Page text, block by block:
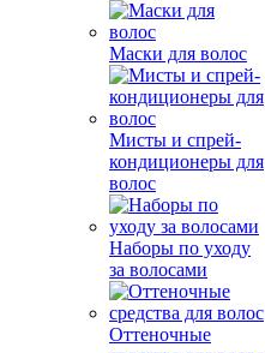
Маски для волос
Мисты и спрей-
кондиционеры для
волос
Наборы по уходу
за волосами
Оттеночные